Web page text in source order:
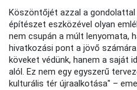
Köszöntőjét azzal a
építészet eszközével olyan
nem csupán a múlt lenyomata,
hivatkozási pont a jövő
köveket védünk, hanem a saját
alól. Ez nem egy egyszerű
kulturális tér újraalkotása" –